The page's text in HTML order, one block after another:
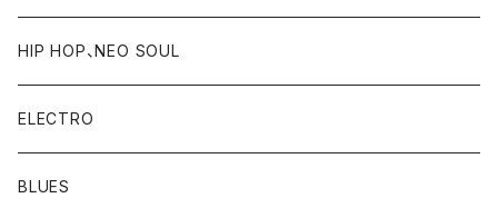
HIP HOP、NEO SOUL
ELECTRO
BLUES